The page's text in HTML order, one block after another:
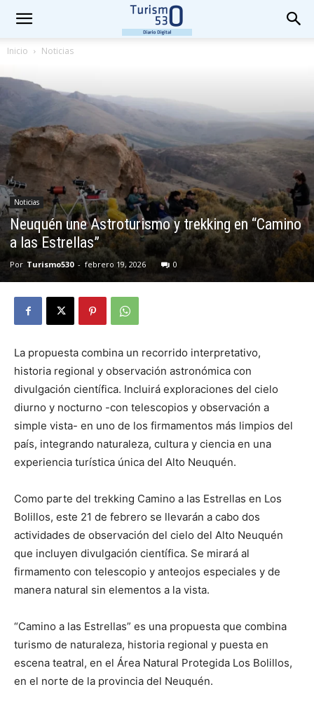
Inicio Noticias
Noticias
Neuquén une Astroturismo y trekking en “Camino
a las Estrellas”
Por Turismo530 - febrero 19, 2026 0
La propuesta combina un recorrido interpretativo,
historia regional y observación astronómica con
divulgación científica. Incluirá exploraciones del cielo
diurno y nocturno -con telescopios y observación a
simple vista- en uno de los firmamentos más limpios del
país, integrando naturaleza, cultura y ciencia en una
experiencia turística única del Alto Neuquén.
Como parte del trekking Camino a las Estrellas en Los
Bolillos, este 21 de febrero se llevarán a cabo dos
actividades de observación del cielo del Alto Neuquén
que incluyen divulgación científica. Se mirará al
firmamento con telescopio y anteojos especiales y de
manera natural sin elementos a la vista.
“Camino a las Estrellas” es una propuesta que combina
turismo de naturaleza, historia regional y puesta en
escena teatral, en el Área Natural Protegida Los Bolillos,
en el norte de la provincia del Neuquén.